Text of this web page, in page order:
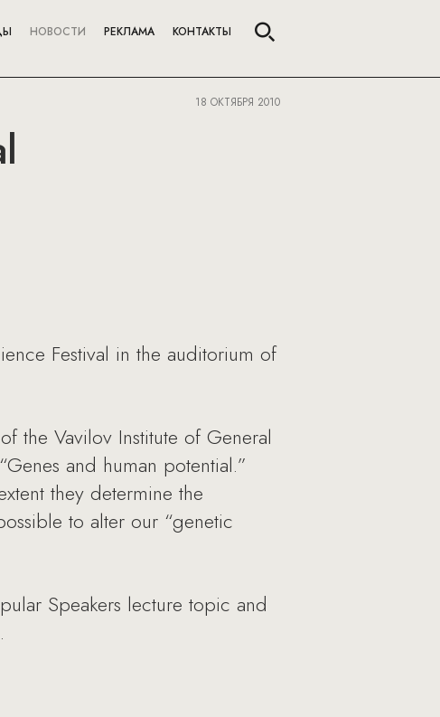
НОВОСТИ РЕКЛАМА КОНТАКТЫ
18 ОКТЯБРЯ 2010
Festival in the auditorium of
the Vavilov Institute of General
and human potential.”
they determine the
to alter our “genetic
Speakers lecture topic and